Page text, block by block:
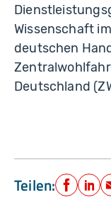
Wissenschaft
deutschen
Deutschland
Teilen: